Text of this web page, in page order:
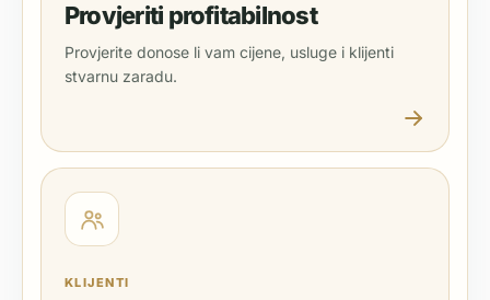
Provjeriti profitabilnost
Provjerite donose li vam cijene, usluge i klijenti
stvarnu zaradu.
KLIJENTI